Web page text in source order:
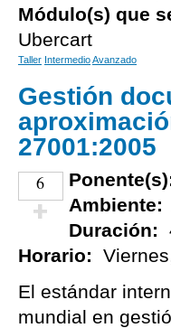
Módulo(s) que
Ubercart
Taller IntermedioAvanzado
Gestión
27001:2005
6
¡Vota positivo!
Ambiente:
Duración:
Horario:
El estándar
mundial en